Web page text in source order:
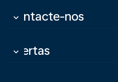
Contacte-nos
keyboard_arrow_down
Ofertas
keyboard_arrow_down